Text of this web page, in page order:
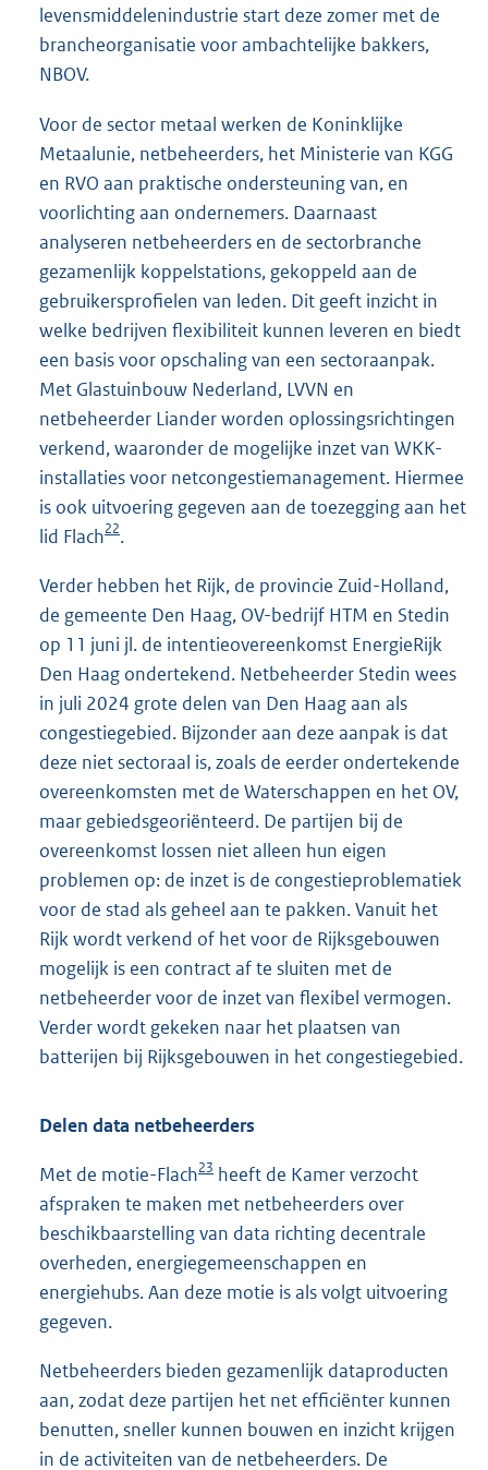
levensmiddelenindustrie start deze zomer met de
brancheorganisatie voor ambachtelijke bakkers,
NBOV.
Voor de sector metaal werken de Koninklijke
Metaalunie, netbeheerders, het Ministerie van KGG
en RVO aan praktische ondersteuning van, en
voorlichting aan ondernemers. Daarnaast
analyseren netbeheerders en de sectorbranche
gezamenlijk koppelstations, gekoppeld aan de
gebruikersprofielen van leden. Dit geeft inzicht in
welke bedrijven flexibiliteit kunnen leveren en biedt
een basis voor opschaling van een sectoraanpak.
Met Glastuinbouw Nederland, LVVN en
netbeheerder Liander worden oplossingsrichtingen
verkend, waaronder de mogelijke inzet van WKK-
installaties voor netcongestiemanagement. Hiermee
is ook uitvoering gegeven aan de toezegging aan het
lid Flach22.
Verder hebben het Rijk, de provincie Zuid-Holland,
de gemeente Den Haag, OV-bedrijf HTM en Stedin
op 11 juni jl. de intentieovereenkomst EnergieRijk
Den Haag ondertekend. Netbeheerder Stedin wees
in juli 2024 grote delen van Den Haag aan als
congestiegebied. Bijzonder aan deze aanpak is dat
deze niet sectoraal is, zoals de eerder ondertekende
overeenkomsten met de Waterschappen en het OV,
maar gebiedsgeoriënteerd. De partijen bij de
overeenkomst lossen niet alleen hun eigen
problemen op: de inzet is de congestieproblematiek
voor de stad als geheel aan te pakken. Vanuit het
Rijk wordt verkend of het voor de Rijksgebouwen
mogelijk is een contract af te sluiten met de
netbeheerder voor de inzet van flexibel vermogen.
Verder wordt gekeken naar het plaatsen van
batterijen bij Rijksgebouwen in het congestiegebied.
Delen data netbeheerders
Met de motie-Flach23 heeft de Kamer verzocht
afspraken te maken met netbeheerders over
beschikbaarstelling van data richting decentrale
overheden, energiegemeenschappen en
energiehubs. Aan deze motie is als volgt uitvoering
gegeven.
Netbeheerders bieden gezamenlijk dataproducten
aan, zodat deze partijen het net efficiënter kunnen
benutten, sneller kunnen bouwen en inzicht krijgen
in de activiteiten van de netbeheerders. De